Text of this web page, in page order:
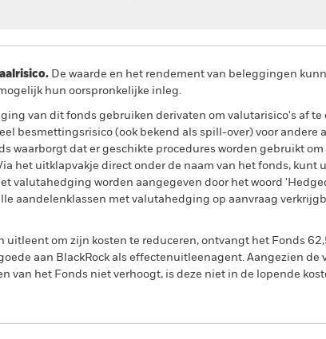
De waarde en het rendement van beleggingen
hun oorspronkelijke inleg.
van dit fonds gebruiken derivaten om valutarisico's af te
besmettingsrisico (ook bekend als spill-over) voor andere
waarborgt dat er geschikte procedures worden gebruikt
het uitklapvakje direct onder de naam van het fonds, kunt
valutahedging worden aangegeven door het woord
aandelenklassen met valutahedging op aanvraag
uitleent om zijn kosten te reduceren, ontvangt het Fonds
aan BlackRock als effectenuitleenagent. Aangezien
van het Fonds niet verhoogt, is deze niet in de lopende